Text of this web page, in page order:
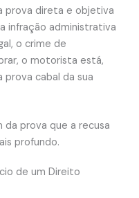
prova direta e objetiva
infração administrativa
o crime de
o motorista está,
cabal da sua
da prova que a recusa
profundo.
de um Direito